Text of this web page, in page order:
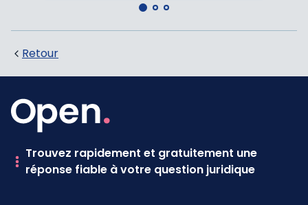
Retour
Trouvez rapidement et gratuitement une
réponse fiable à votre question juridique